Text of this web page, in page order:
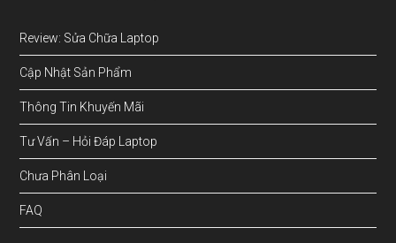
Review: Sửa Chữa Laptop
Cập Nhật Sản Phẩm
Thông Tin Khuyến Mãi
Tư Vấn – Hỏi Đáp Laptop
Chưa Phân Loại
FAQ